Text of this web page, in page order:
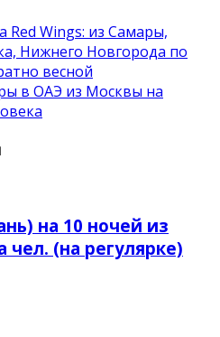
Red Wings: из Самары,
Нижнего Новгорода по
весной
в ОАЭ из Москвы на
на 10 ночей из
чел. (на регулярке)